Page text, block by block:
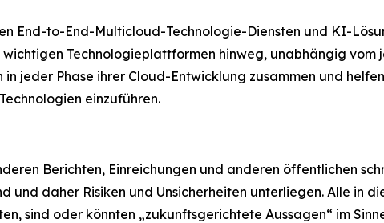
End-to-End-Multicloud-Technologie-Diensten und KI-
Technologieplattformen hinweg, unabhängig vom
jeder Phase ihrer Cloud-Entwicklung zusammen und
einzuführen.
Berichten, Einreichungen und anderen öffentlichen
daher Risiken und Unsicherheiten unterliegen. Alle in
sind oder könnten „zukunftsgerichtete Aussagen“ im